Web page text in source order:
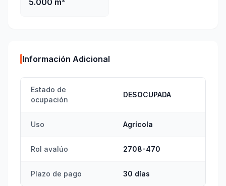
5.000 m²
Información Adicional
Estado de
ocupación
DESOCUPADA
Uso Agrícola
Rol avalúo 2708-470
Plazo de pago 30 días